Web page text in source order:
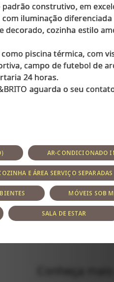
construtivo, em
iluminação
cozinha estilo
piscina térmica, com
campo de futebol de
24 horas.
aguarda o seu
AR-CONDICIONADO
E ÁREA SERVIÇO SEPARADAS
MÓVEIS SOB
SALA DE ESTAR